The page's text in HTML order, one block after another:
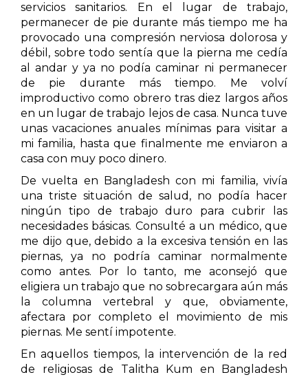
servicios sanitarios. En el lugar de trabajo,
permanecer de pie durante más tiempo me ha
provocado una compresión nerviosa dolorosa y
débil, sobre todo sentía que la pierna me cedía
al andar y ya no podía caminar ni permanecer
de pie durante más tiempo. Me volví
improductivo como obrero tras diez largos años
en un lugar de trabajo lejos de casa. Nunca tuve
unas vacaciones anuales mínimas para visitar a
mi familia, hasta que finalmente me enviaron a
casa con muy poco dinero.
De vuelta en Bangladesh con mi familia, vivía
una triste situación de salud, no podía hacer
ningún tipo de trabajo duro para cubrir las
necesidades básicas. Consulté a un médico, que
me dijo que, debido a la excesiva tensión en las
piernas, ya no podría caminar normalmente
como antes. Por lo tanto, me aconsejó que
eligiera un trabajo que no sobrecargara aún más
la columna vertebral y que, obviamente,
afectara por completo el movimiento de mis
piernas. Me sentí impotente.
En aquellos tiempos, la intervención de la red
de religiosas de Talitha Kum en Bangladesh